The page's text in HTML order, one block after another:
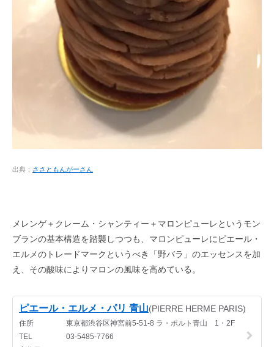
出典： ささともんがーさん
メレンゲ＋クレーム・シャンティー＋マロンピューレというモン
ブランの基本構造を踏襲しつつも、マロンピューレにピエール・
エルメのトレードマークというべき「野バラ」のエッセンスを加
え、その酸味によりマロンの風味を高めている。